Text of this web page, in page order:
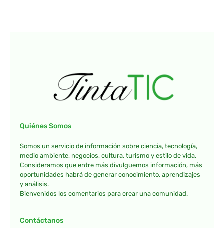
Quiénes Somos
Somos un servicio de información sobre ciencia, tecnología,
medio ambiente, negocios, cultura, turismo y estilo de vida.
Consideramos que entre más divulguemos información, más
oportunidades habrá de generar conocimiento, aprendizajes
y análisis.
Bienvenidos los comentarios para crear una comunidad.
Contáctanos